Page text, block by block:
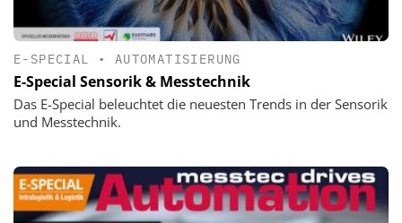
E-SPECIAL • AUTOMATISIERUNG
E-Special Sensorik & Messtechnik
Das E-Special beleuchtet die neuesten Trends in der Sensorik
und Messtechnik.